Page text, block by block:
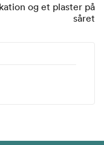
og et plaster på
såret